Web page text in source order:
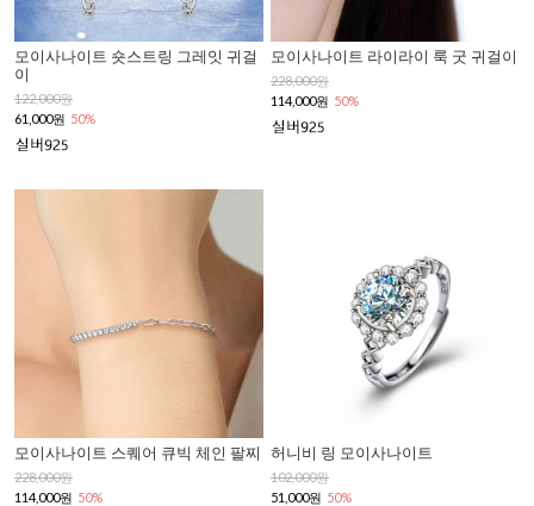
모이사나이트 숏스트링 그레잇 귀걸
이
122,000원
61,000원 50%
모이사나이트 라이라이 룩 굿 귀걸이
228,000원
114,000원 50%
모이사나이트 스퀘어 큐빅 체인 팔찌
228,000원
114,000원 50%
허니비 링 모이사나이트
102,000원
51,000원 50%